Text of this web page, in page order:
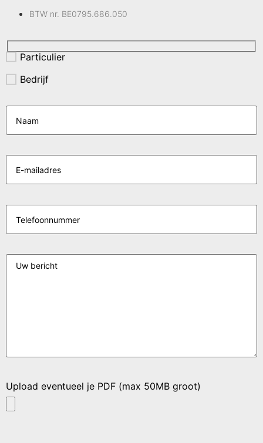
BTW nr. BE0795.686.050
Particulier
Bedrijf
Upload eventueel je PDF (max 50MB groot)